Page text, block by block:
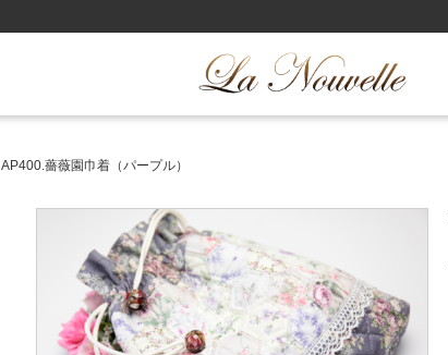
AP400.薔薇園巾着（パープル）